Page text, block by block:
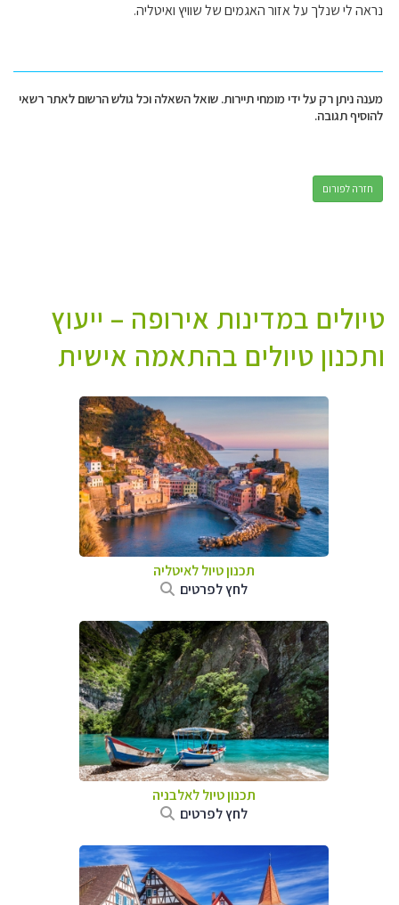
נראה לי שנלך על אזור האגמים של שוויץ ואיטליה.
מענה ניתן רק על ידי מומחי תיירות. שואל השאלה וכל גולש הרשום לאתר רשאי
להוסיף תגובה.
חזרה לפורום
טיולים במדינות אירופה – ייעוץ
ותכנון טיולים בהתאמה אישית
תכנון טיול לאיטליה
לחץ לפרטים
תכנון טיול לאלבניה
לחץ לפרטים